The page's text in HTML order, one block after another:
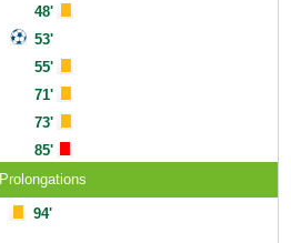
48'
53'
55'
71'
73'
85'
Prolongations
94'